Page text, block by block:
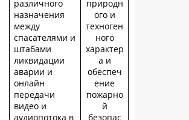
различного
назначения
между
спасателями и
штабами
ликвидации
аварии и
онлайн
передачи
видео и
аудиопотока в
природн
ого и
техноген
ного
характер
а и
обеспеч
ение
пожарно
й
безопас